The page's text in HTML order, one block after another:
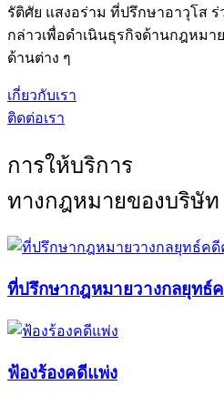
รัติศัย แสงอร่าม ที่ปรึกษาอาวุโส
กล่าวเพื่อดำเนินธุรกิจด้านกฎหมา
ด้านต่าง ๆ
เกี่ยวกับเรา
ติดต่อเรา
การให้บริการ
ทางกฎหมายของบริษัท
ที่ปรึกษากฎหมายวางกลยุทธ์
ฟ้องร้องคดีแพ่ง